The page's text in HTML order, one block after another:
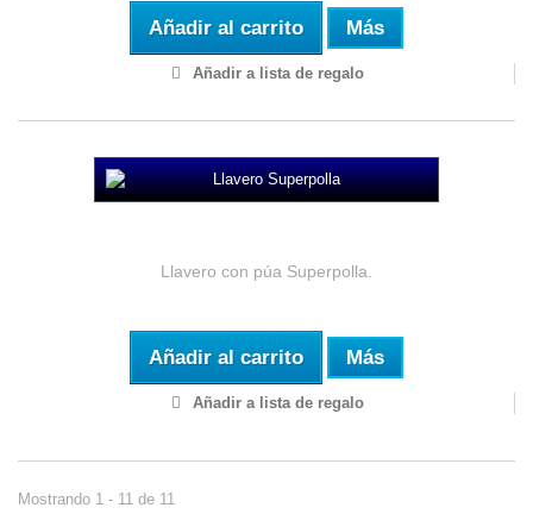
Añadir al carrito Más
Añadir a lista de regalo
Llavero con púa Superpolla.
Añadir al carrito Más
Añadir a lista de regalo
Mostrando 1 - 11 de 11